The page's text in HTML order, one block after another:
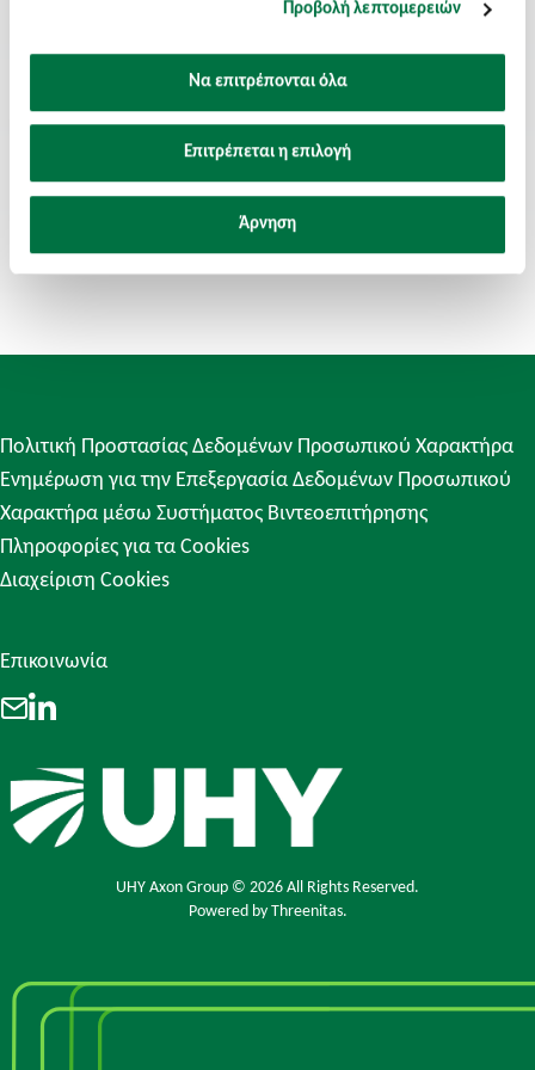
Προβολή λεπτομερειών
Να επιτρέπονται όλα
Επιτρέπεται η επιλογή
Άρνηση
(+30) 210 8223960 - ext.311
Πολιτική Προστασίας Δεδομένων Προσωπικού Χαρακτήρα
Ενημέρωση για την Επεξεργασία Δεδομένων Προσωπικού
Χαρακτήρα μέσω Συστήματος Βιντεοεπιτήρησης
Πληροφορίες για τα Cookies
Διαχείριση Cookies
Επικοινωνία
EmailLinkedIn
UHY Axon Group © 2026 All Rights Reserved.
Powered by Threenitas.